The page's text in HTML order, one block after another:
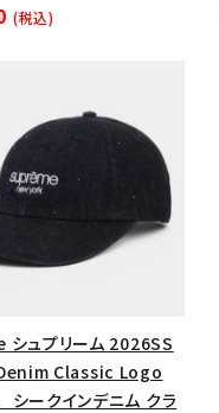
(税込)
ュプリーム 2026SS
Classic Logo
ークインデニム クラ